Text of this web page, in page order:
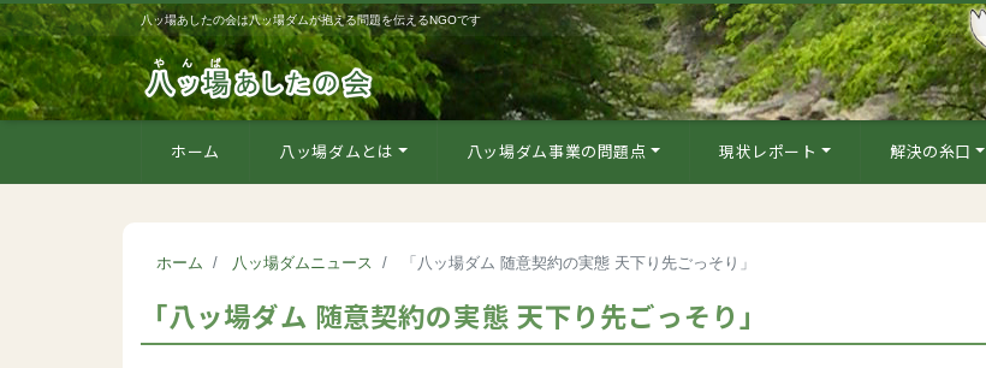
八ッ場あしたの会は八ッ場ダムが抱える問題を伝えるNGOです
ホーム 八ッ場ダムとは 八ッ場ダム事業の問題点 現状レポート 解決の糸口
ホーム 八ッ場ダムニュース 「八ッ場ダム 随意契約の実態 天下り先ごっそり」
「八ッ場ダム 随意契約の実態 天下り先ごっそり」